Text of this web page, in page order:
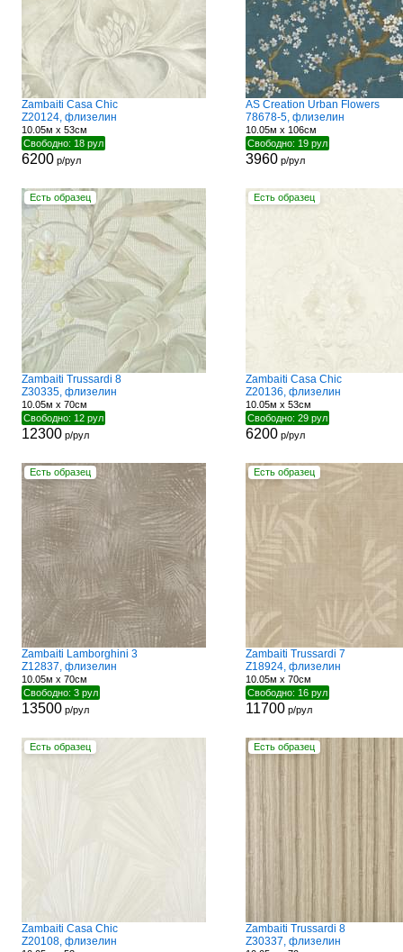
Zambaiti Casa Chic
Z20124, флизелин
10.05м x 53см
Свободно: 18 рул
6200р/рул
AS Creation Urban Flowers
78678-5, флизелин
10.05м x 106см
Свободно: 19 рул
3960р/рул
Есть образец
Zambaiti Trussardi 8
Z30335, флизелин
10.05м x 70см
Свободно: 12 рул
12300р/рул
Есть образец
Zambaiti Casa Chic
Z20136, флизелин
10.05м x 53см
Свободно: 29 рул
6200р/рул
Есть образец
Zambaiti Lamborghini 3
Z12837, флизелин
10.05м x 70см
Свободно: 3 рул
13500р/рул
Есть образец
Zambaiti Trussardi 7
Z18924, флизелин
10.05м x 70см
Свободно: 16 рул
11700р/рул
Есть образец
Zambaiti Casa Chic
Z20108, флизелин
Есть образец
Zambaiti Trussardi 8
Z30337, флизелин